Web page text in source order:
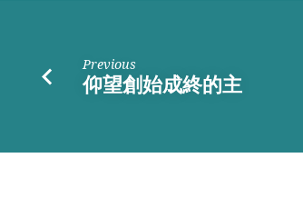
Previous
仰望創始成終的主